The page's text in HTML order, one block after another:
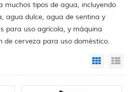
muchos tipos de agua, incluyendo
agua dulce, agua de sentina y
para uso agrícola, y máquina
de cerveza para uso doméstico.
Grid